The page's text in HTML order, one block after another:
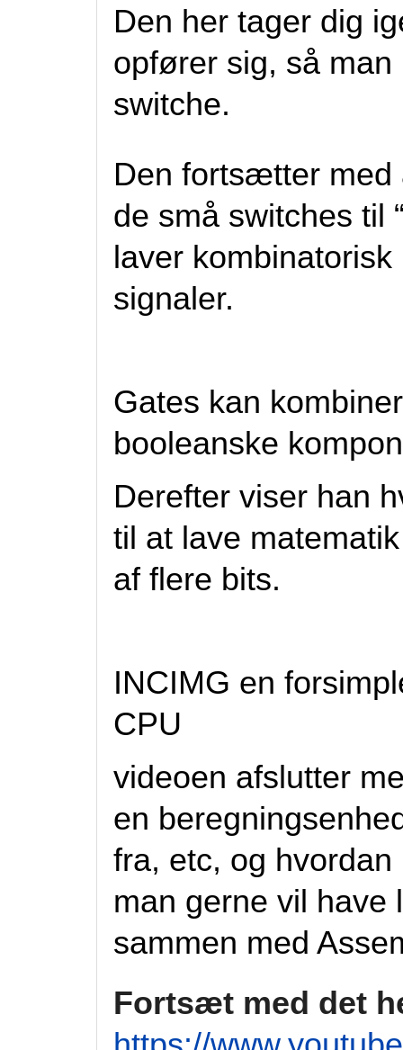
Den her tager dig
opfører sig, så
switche.
Den fortsætter med
de små switches til
laver
signaler.
Gates kan
booleanske
Derefter viser han
til at lave
af flere bits.
INCIMG en
CPU
videoen afslutter
en
fra, etc, og
man gerne vil
sammen med
Fortsæt med det